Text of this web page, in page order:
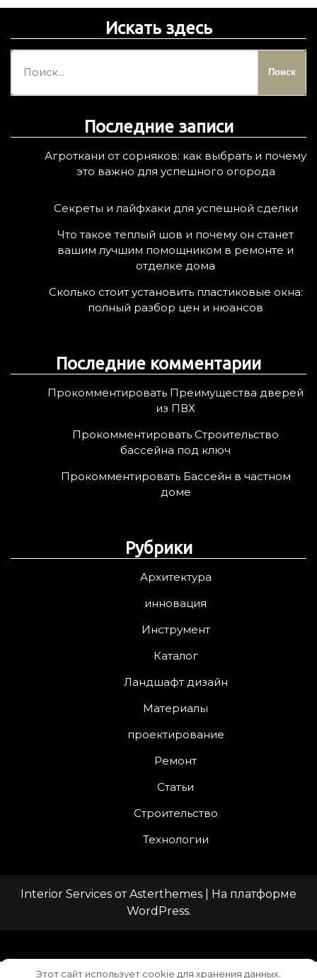
Искать здесь
й
Последние записи
Агроткани от сорняков: как выбрать и почему
это важно для успешного огорода
Секреты и лайфхаки для успешной сделки
Что такое теплый шов и почему он станет
вашим лучшим помощником в ремонте и
отделке дома
Сколько стоит установить пластиковые окна:
полный разбор цен и нюансов
Последние комментарии
Прокомментировать Преимущества дверей
из ПВХ
Прокомментировать Строительство
бассейна под ключ
Прокомментировать Бассейн в частном
доме
Рубрики
Архитектура
инновация
Инструмент
Каталог
Ландшафт дизайн
Материалы
проектирование
Ремонт
Статьи
Строительство
Технологии
Interior Services отAsterthemes | На платформе
WordPress.
Этот сайт использует cookie для хранения данных.